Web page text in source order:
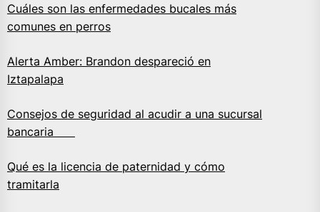
Cuáles son las enfermedades bucales más
comunes en perros
Alerta Amber: Brandon despareció en
Iztapalapa
Consejos de seguridad al acudir a una sucursal
bancaria
Qué es la licencia de paternidad y cómo
tramitarla